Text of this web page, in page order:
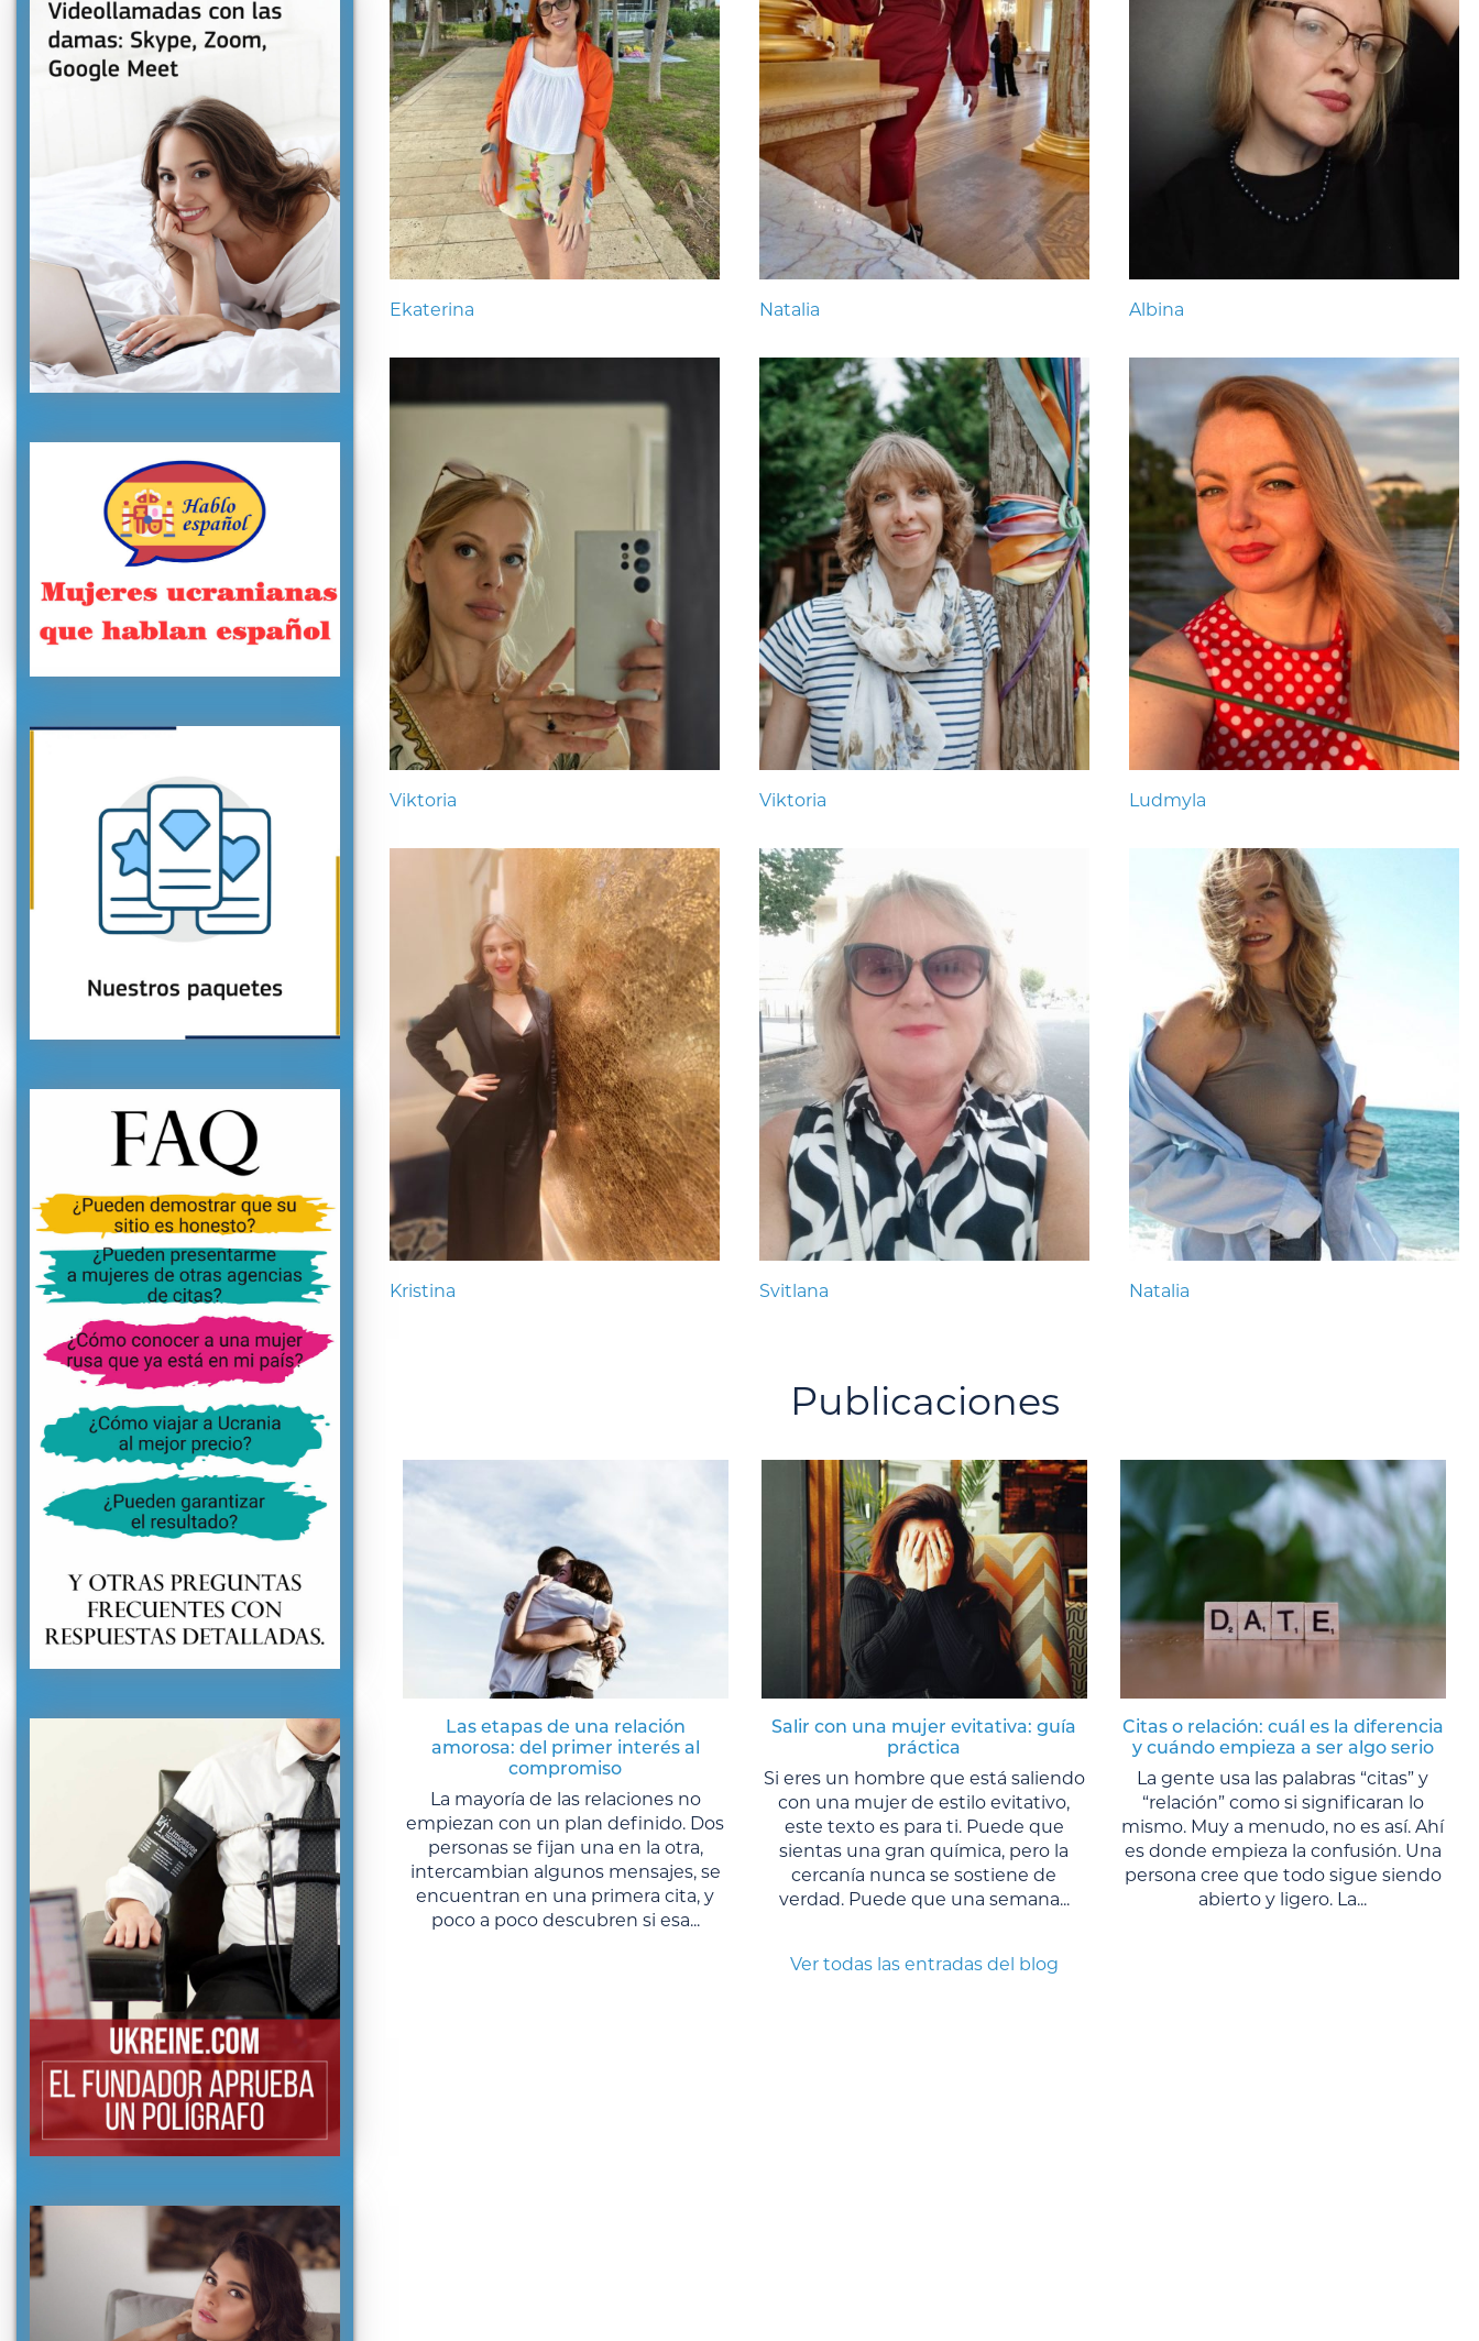
Ekaterina Natalia Albina
Viktoria Viktoria Ludmyla
Kristina Svitlana Natalia
Publicaciones
Las etapas de una relación
amorosa: del primer interés al
compromiso
La mayoría de las relaciones no
empiezan con un plan definido. Dos
personas se fijan una en la otra,
intercambian algunos mensajes, se
encuentran en una primera cita, y
poco a poco descubren si esa...
Salir con una mujer evitativa: guía
práctica
Si eres un hombre que está saliendo
con una mujer de estilo evitativo,
este texto es para ti. Puede que
sientas una gran química, pero la
cercanía nunca se sostiene de
verdad. Puede que una semana...
Citas o relación: cuál es la diferencia
y cuándo empieza a ser algo serio
La gente usa las palabras “citas” y
“relación” como si significaran lo
mismo. Muy a menudo, no es así. Ahí
es donde empieza la confusión. Una
persona cree que todo sigue siendo
abierto y ligero. La...
Ver todas las entradas del blog